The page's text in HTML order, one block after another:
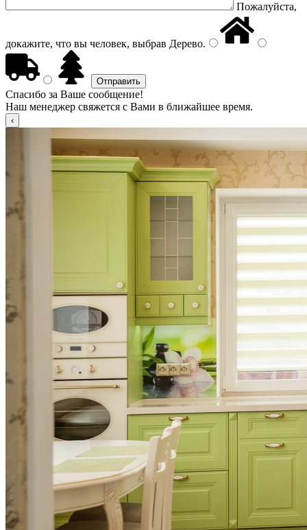
Пожалуйста,
докажите, что вы человек, выбрав Дерево.
Спасибо за Ваше сообщение!
Наш менеджер свяжется с Вами в ближайшее время.